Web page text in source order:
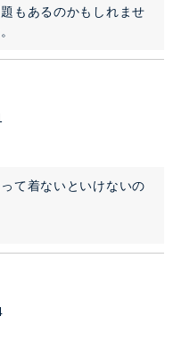
もあるのかもしれませ
て着ないといけないの